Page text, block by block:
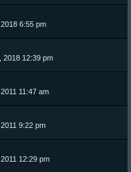
6:55 pm
2018 12:39 pm
11:47 am
9:22 pm
12:29 pm